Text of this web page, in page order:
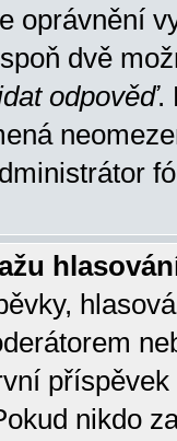
oprávnění
dvě
odpověď.
nikdo